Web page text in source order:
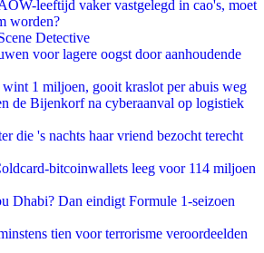
leeftijd vaker vastgelegd in cao's, moet
worden?
Detective
voor lagere oogst door aanhoudende
1 miljoen, gooit kraslot per abuis weg
de Bijenkorf na cyberaanval op logistiek
die 's nachts haar vriend bezocht terecht
bitcoinwallets leeg voor 114 miljoen
Dhabi? Dan eindigt Formule 1-seizoen
tien voor terrorisme veroordeelden